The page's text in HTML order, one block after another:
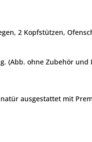
2 Kopfstützen,
(Abb. ohne Zubehör und
ausgestattet mit